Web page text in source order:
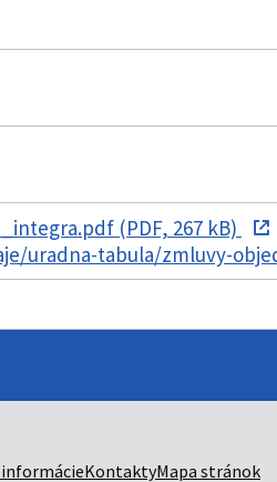
(PDF, 267 kB)
uradna-tabula/zmluvy-
KontaktyMapa stránok